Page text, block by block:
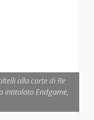
alla corte di Re
intitolato Endgame,